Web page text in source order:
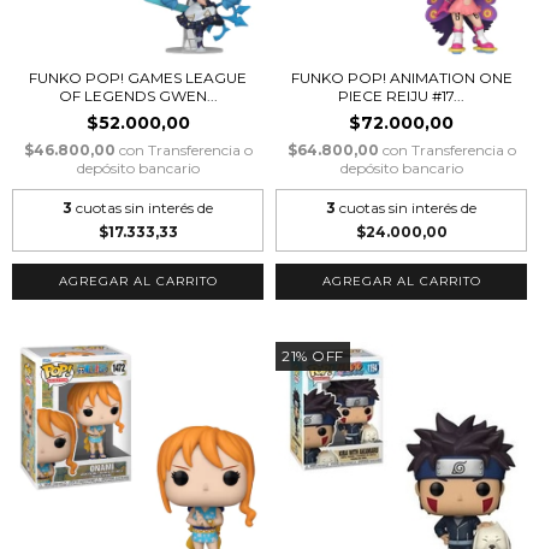
FUNKO POP! GAMES LEAGUE
OF LEGENDS GWEN...
$52.000,00
$46.800,00 con Transferencia o
depósito bancario
3 cuotas sin interés de
$17.333,33
FUNKO POP! ANIMATION ONE
PIECE REIJU #17...
$72.000,00
$64.800,00 con Transferencia o
depósito bancario
3 cuotas sin interés de
$24.000,00
21% OFF